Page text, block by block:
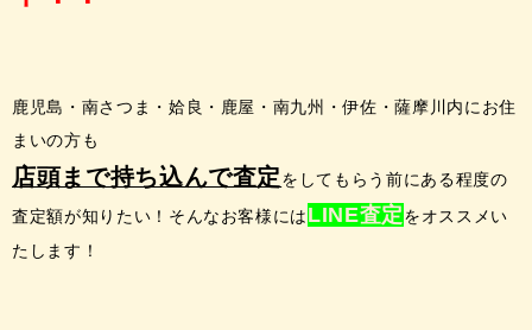
鹿児島・南さつま・姶良・鹿屋・南九州・伊佐・薩摩川内にお住
まいの方も
店頭まで持ち込んで査定をしてもらう前にある程度の
査定額が知りたい！そんなお客様にはLINE査定をオスス メい
たします！